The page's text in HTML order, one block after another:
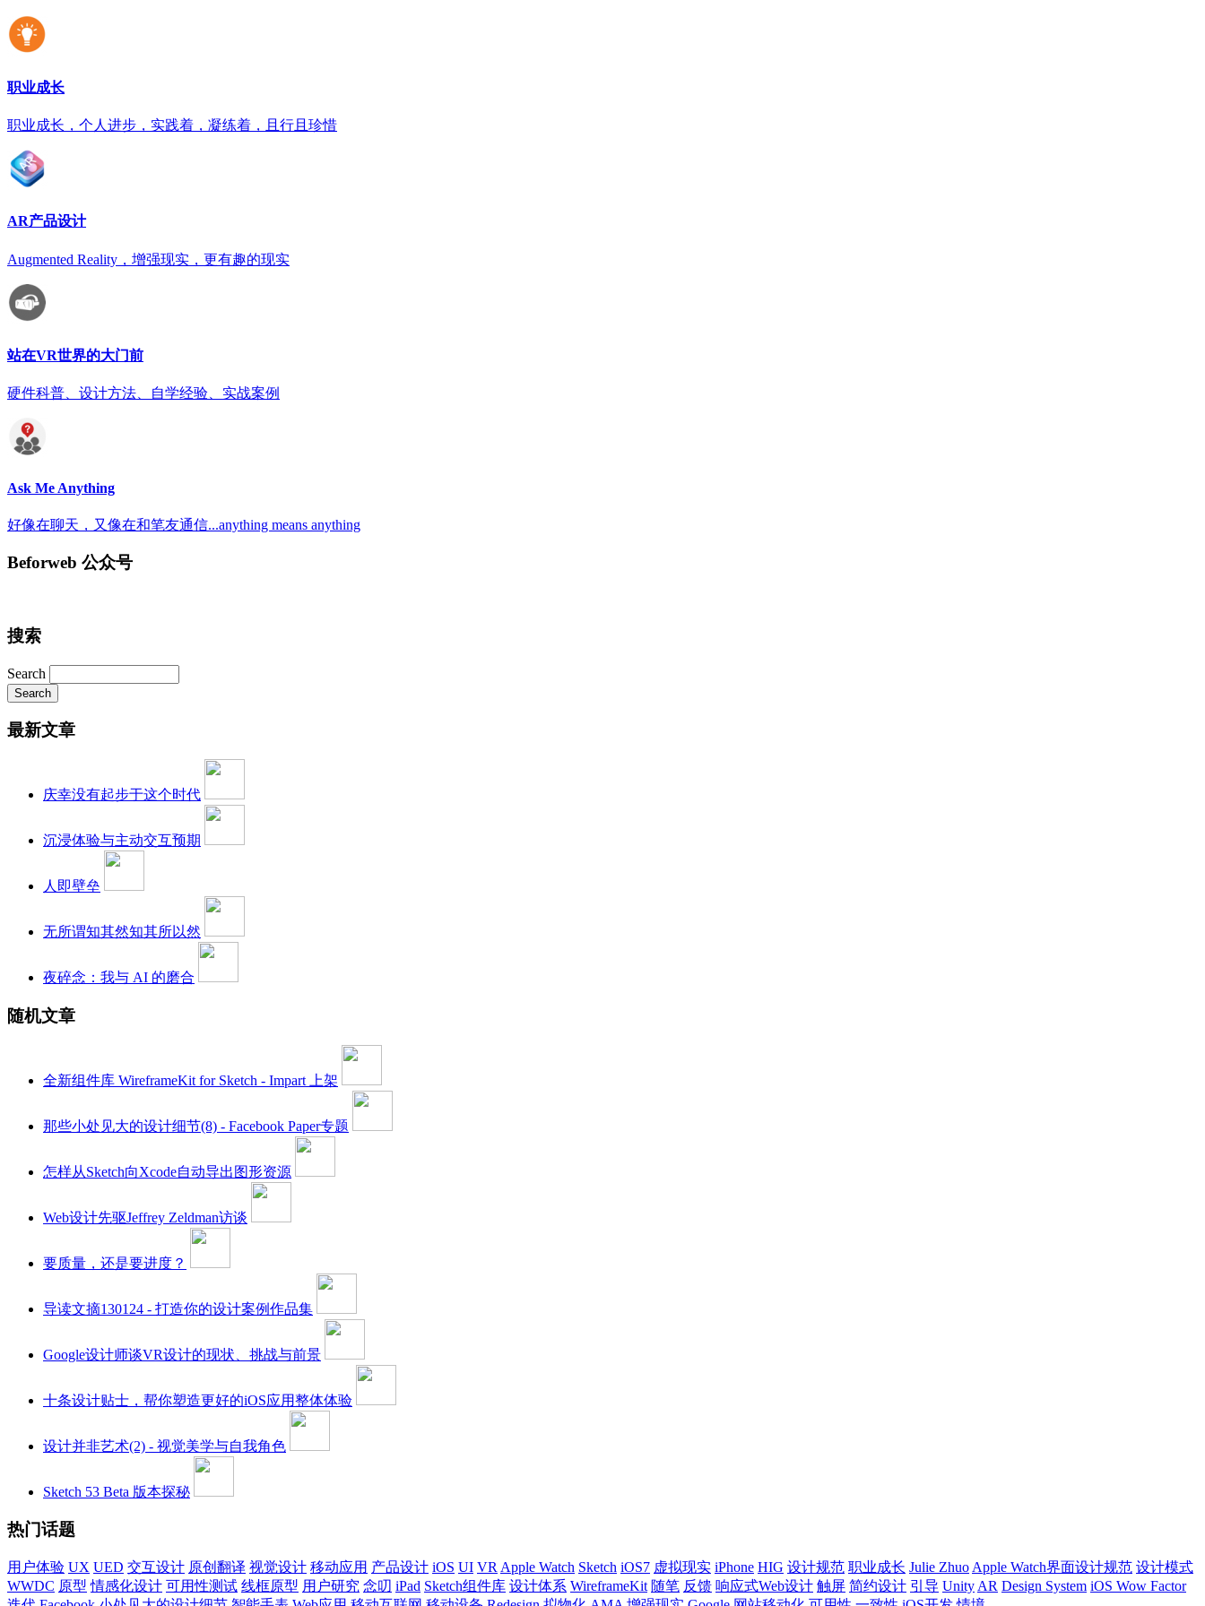
职业成长
职业成长，个人进步，实践着，凝练着，且行且珍惜
AR产品设计
Augmented Reality，增强现实，更有趣的现实
站在VR世界的大门前
硬件科普、设计方法、自学经验、实战案例
Ask Me Anything
好像在聊天，又像在和笔友通信...anything means anything
Beforweb 公众号
搜索
Search
最新文章
庆幸没有起步于这个时代
沉浸体验与主动交互预期
人即壁垒
无所谓知其然知其所以然
夜碎念：我与 AI 的磨合
随机文章
全新组件库 WireframeKit for Sketch - Impart 上架
那些小处见大的设计细节(8) - Facebook Paper专题
怎样从Sketch向Xcode自动导出图形资源
Web设计先驱Jeffrey Zeldman访谈
要质量，还是要进度？
导读文摘130124 - 打造你的设计案例作品集
Google设计师谈VR设计的现状、挑战与前景
十条设计贴士，帮你塑造更好的iOS应用整体体验
设计并非艺术(2) - 视觉美学与自我角色
Sketch 53 Beta 版本探秘
热门话题
用户体验 UX UED 交互设计 原创翻译 视觉设计 移动应用 产品设计 iOS UI VR Apple Watch Sketch iOS7 虚拟现实 iPhone HIG 设计规范 职业成长 Julie Zhuo Apple Watch界面设计规范 设计模式
WWDC 原型 情感化设计 可用性测试 线框原型 用户研究 念叨 iPad Sketch组件库 设计体系 WireframeKit 随笔 反馈 响应式Web设计 触屏 简约设计 引导 Unity AR Design System iOS Wow Factor